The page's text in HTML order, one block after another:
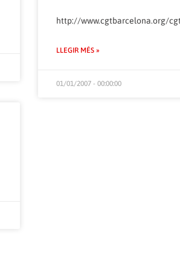
http://www.cgtbarcelona.org/
LLEGIR MÉS »
01/01/2007 - 00:00:00